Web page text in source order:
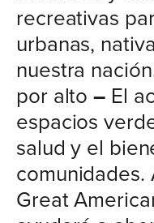
recreativas
urbanas,
nuestra
por alto– El
espacios
salud y el
comunidades.
Great